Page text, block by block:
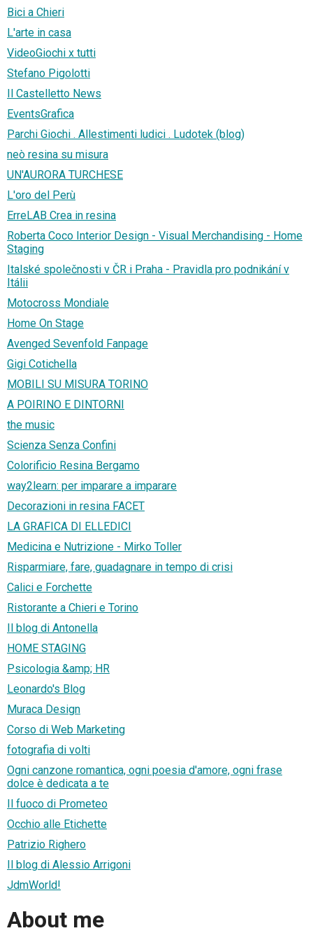
Bici a Chieri
L'arte in casa
VideoGiochi x tutti
Stefano Pigolotti
Il Castelletto News
EventsGrafica
Parchi Giochi . Allestimenti ludici . Ludotek (blog)
neò resina su misura
UN'AURORA TURCHESE
L'oro del Perù
ErreLAB Crea in resina
Roberta Coco Interior Design - Visual Merchandising - Home
Staging
Italské společnosti v ČR i Praha - Pravidla pro podnikání v
Itálii
Motocross Mondiale
Home On Stage
Avenged Sevenfold Fanpage
Gigi Cotichella
MOBILI SU MISURA TORINO
A POIRINO E DINTORNI
the music
Scienza Senza Confini
Colorificio Resina Bergamo
way2learn: per imparare a imparare
Decorazioni in resina FACET
LA GRAFICA DI ELLEDICI
Medicina e Nutrizione - Mirko Toller
Risparmiare, fare, guadagnare in tempo di crisi
Calici e Forchette
Ristorante a Chieri e Torino
Il blog di Antonella
HOME STAGING
Psicologia &amp; HR
Leonardo's Blog
Muraca Design
Corso di Web Marketing
fotografia di volti
Ogni canzone romantica, ogni poesia d'amore, ogni frase
dolce è dedicata a te
Il fuoco di Prometeo
Occhio alle Etichette
Patrizio Righero
Il blog di Alessio Arrigoni
JdmWorld!
About me